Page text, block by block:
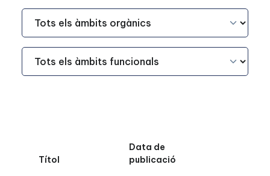
Àmbit Funcional
Àmbit Funcional
Títol
Data de
publicació